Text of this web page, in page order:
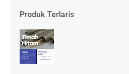
Produk Terlaris